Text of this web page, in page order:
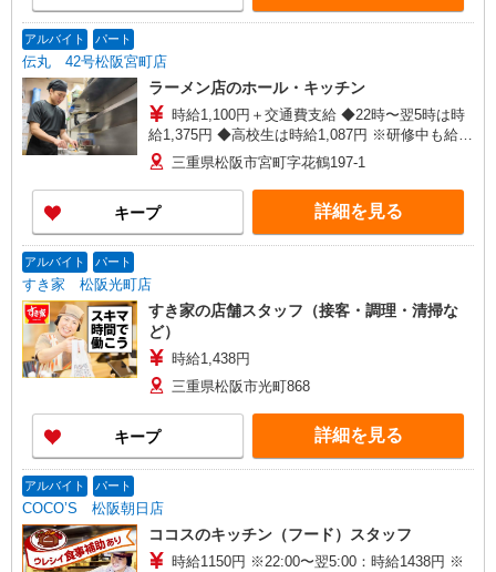
アルバイト パート
伝丸 42号松阪宮町店
ラーメン店のホール・キッチン
時給1,100円＋交通費支給 ◆22時〜翌5時は時
給1,375円 ◆高校生は時給1,087円 ※研修中も給与
の変動なし
三重県松阪市宮町字花鶴197-1
キープ 詳細を見る
アルバイト パート
すき家 松阪光町店
すき家の店舗スタッフ（接客・調理・清掃な
ど）
時給1,438円
三重県松阪市光町868
キープ 詳細を見る
アルバイト パート
COCO’S 松阪朝日店
ココスのキッチン（フード）スタッフ
時給1150円 ※22:00〜翌5:00：時給1438円 ※